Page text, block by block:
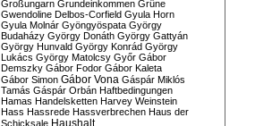
Großungarn Grundeinkommen Grüne
Gwendoline Delbos-Corfield Gyula Horn
Gyula Molnár Gyöngyöspata György
Budaházy György Donáth György Gattyán
György Hunvald György Konrád György
Lukács György Matolcsy Győr Gábor
Demszky Gábor Fodor Gábor Kaleta
Gábor Simon Gábor Vona Gáspár Miklós
Tamás Gáspár Orbán Haftbedingungen
Hamas Handelsketten Harvey Weinstein
Hass Hassrede Hassverbrechen Haus der
Schicksale Haushalt